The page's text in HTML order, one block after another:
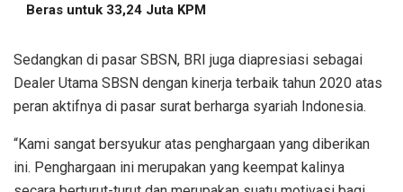
Beras untuk 33,24 Juta KPM
Sedangkan di pasar SBSN, BRI juga diapresiasi sebagai
Dealer Utama SBSN dengan kinerja terbaik tahun 2020 atas
peran aktifnya di pasar surat berharga syariah Indonesia.
“Kami sangat bersyukur atas penghargaan yang diberikan
ini. Penghargaan ini merupakan yang keempat kalinya